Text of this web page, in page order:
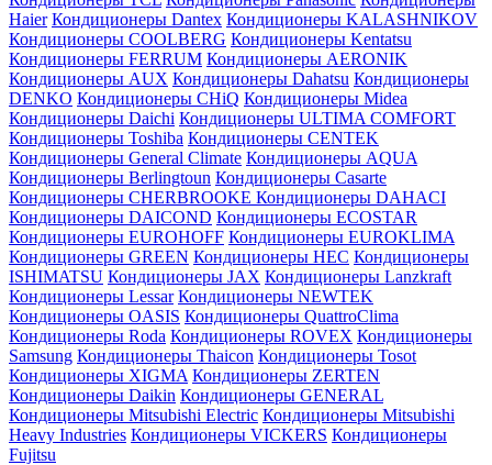
Haier Кондиционеры Dantex Кондиционеры KALASHNIKOV
Кондиционеры СOOLBERG Кондиционеры Kentatsu
Кондиционеры FERRUM Кондиционеры AERONIK
Кондиционеры AUX Кондиционеры Dahatsu Кондиционеры
DENKO Кондиционеры CHiQ Кондиционеры Midea
Кондиционеры Daichi Кондиционеры ULTIMA COMFORT
Кондиционеры Toshiba Кондиционеры CENTEK
Кондиционеры General Climate Кондиционеры AQUA
Кондиционеры Berlingtoun Кондиционеры Casarte
Кондиционеры CHERBROOKE Кондиционеры DAHACI
Кондиционеры DAICOND Кондиционеры ECOSTAR
Кондиционеры EUROHOFF Кондиционеры EUROKLIMA
Кондиционеры GREEN Кондиционеры HEC Кондиционеры
ISHIMATSU Кондиционеры JAX Кондиционеры Lanzkraft
Кондиционеры Lessar Кондиционеры NEWTEK
Кондиционеры OASIS Кондиционеры QuattroClima
Кондиционеры Roda Кондиционеры ROVEX Кондиционеры
Samsung Кондиционеры Thaicon Кондиционеры Tosot
Кондиционеры XIGMA Кондиционеры ZERTEN
Кондиционеры Daikin Кондиционеры GENERAL
Кондиционеры Mitsubishi Electric Кондиционеры Mitsubishi
Heavy Industries Кондиционеры VICKERS Кондиционеры
Fujitsu